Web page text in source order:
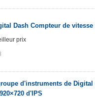
Dash Compteur de
prix
d'instruments de Digital
d'IPS